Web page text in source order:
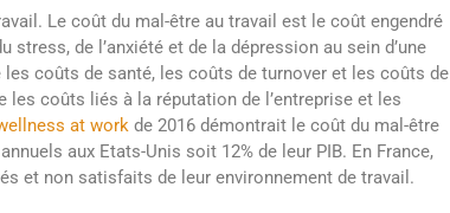
Le coût du mal-être au travail est le coût engendré
de l’anxiété et de la dépression au sein d’une
coûts de santé, les coûts de turnover et les coûts de
coûts liés à la réputation de l’entreprise et les
at work de 2016 démontrait le coût du mal-être
aux Etats-Unis soit 12% de leur PIB. En France,
et non satisfaits de leur environnement de travail.